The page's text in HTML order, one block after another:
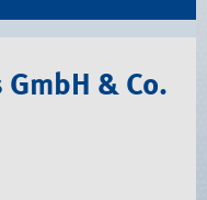
GmbH & Co.